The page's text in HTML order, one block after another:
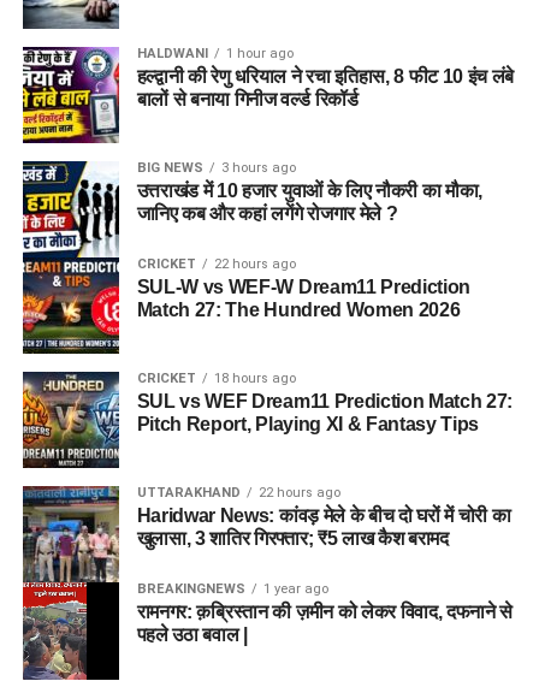
HALDWANI 1 hour ago
हल्द्वानी की रेणु धरियाल ने रचा इतिहास, 8 फीट 10 इंच लंबे
बालों से बनाया गिनीज वर्ल्ड रिकॉर्ड
BIG NEWS 3 hours ago
उत्तराखंड में 10 हजार युवाओं के लिए नौकरी का मौका,
जानिए कब और कहां लगेंगे रोजगार मेले ?
CRICKET 22 hours ago
SUL-W vs WEF-W Dream11 Prediction
Match 27: The Hundred Women 2026
CRICKET 18 hours ago
SUL vs WEF Dream11 Prediction Match 27:
Pitch Report, Playing XI & Fantasy Tips
UTTARAKHAND 22 hours ago
Haridwar News: कांवड़ मेले के बीच दो घरों में चोरी का
खुलासा, 3 शातिर गिरफ्तार; ₹5 लाख कैश बरामद
BREAKINGNEWS 1 year ago
रामनगर: क़ब्रिस्तान की ज़मीन को लेकर विवाद, दफनाने से
पहले उठा बवाल |